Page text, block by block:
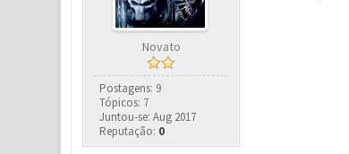
Novato
Postagens: 9
Tópicos: 7
Juntou-se: Aug 2017
Reputação: 0